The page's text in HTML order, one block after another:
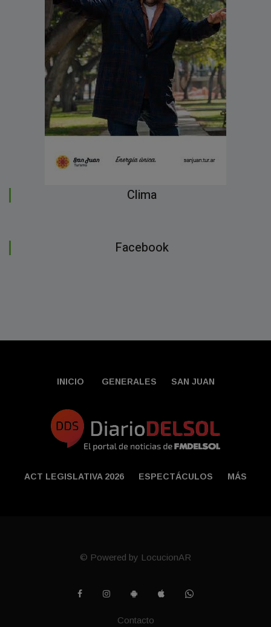
Clima
Facebook
INICIO GENERALES SAN JUAN
ACT LEGISLATIVA 2026 ESPECTÁCULOS MÁS
© Powered by LocucionAR
Contacto